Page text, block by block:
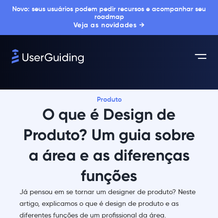
Novo: seus usuários podem pedir recursos e acompanhar seu
roadmap
Veja as novidades →
Produto
O que é Design de
Produto? Um guia sobre
a área e as diferenças
funções
Já pensou em se tornar um designer de produto? Neste
artigo, explicamos o que é design de produto e as
diferentes funções de um profissional da área.